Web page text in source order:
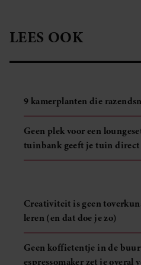
LEES OOK
9 kamerplanten die
Geen plek voor een
tuinbank geeft je tuin direct
Creativiteit is geen
leren (en dat doe je zo)
Geen koffietentje in de
espressomaker zet je overal